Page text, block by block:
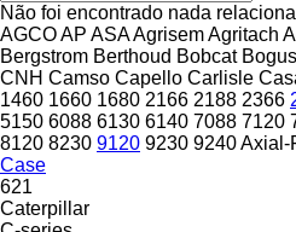
Não foi encontrado nada
AGCOAP ASAAgrisemAgritach
Bergstrom Berthoud Bobcat
CNH Camso Capello Carlisle
1460 1660 1680 2166 2188 2366
5150 6088 6130 6140 7088 7120
8120 8230 9120 9230 9240Axial-
Case
621
Caterpillar